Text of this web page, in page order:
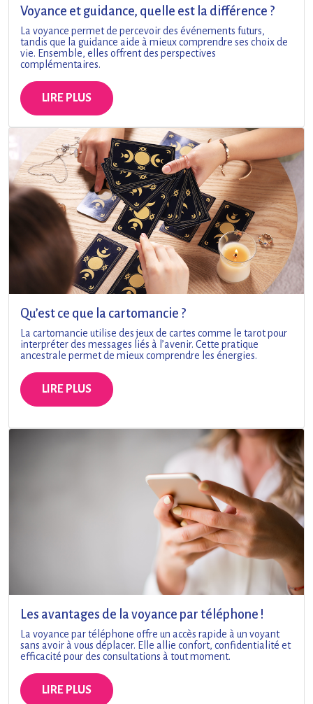
Voyance et guidance, quelle est la différence ?
La voyance permet de percevoir des événements futurs,
tandis que la guidance aide à mieux comprendre ses choix de
vie. Ensemble, elles offrent des perspectives
complémentaires.
LIRE PLUS
Qu’est ce que la cartomancie ?
La cartomancie utilise des jeux de cartes comme le tarot pour
interpréter des messages liés à l’avenir. Cette pratique
ancestrale permet de mieux comprendre les énergies.
LIRE PLUS
Les avantages de la voyance par téléphone !
La voyance par téléphone offre un accès rapide à un voyant
sans avoir à vous déplacer. Elle allie confort, confidentialité et
efficacité pour des consultations à tout moment.
LIRE PLUS